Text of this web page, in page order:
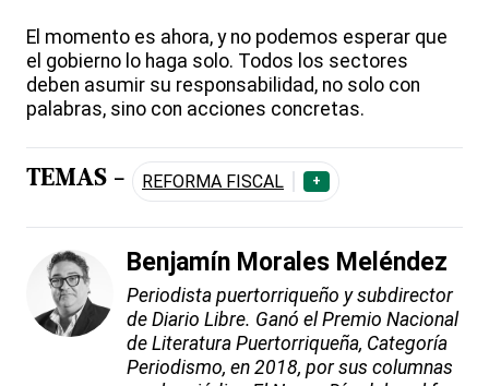
El momento es ahora, y no podemos esperar que
el gobierno lo haga solo. Todos los sectores
deben asumir su responsabilidad, no solo con
palabras, sino con acciones concretas.
TEMAS - REFORMA FISCAL +
Benjamín Morales Meléndez
Periodista puertorriqueño y subdirector
de Diario Libre. Ganó el Premio Nacional
de Literatura Puertorriqueña, Categoría
Periodismo, en 2018, por sus columnas